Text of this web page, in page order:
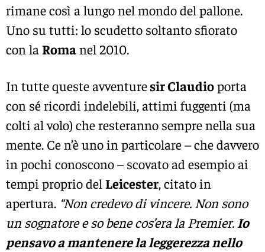
rimane così a lungo nel mondo del pallone.
Uno su tutti: lo scudetto soltanto sfiorato
con la Romanel 2010.
In tutte queste avventuresir Claudioporta
con sé ricordi indelebili, attimi fuggenti (ma
colti al volo) che resteranno sempre nella sua
mente. Ce n’è uno in particolare – che davvero
in pochi conoscono – scovato ad esempio ai
tempi proprio del Leicester, citato in
apertura. “Non credevo di vincere. Non sono
un sognatore e so bene cos’era la Premier. Io
pensavo a mantenere la leggerezza nello